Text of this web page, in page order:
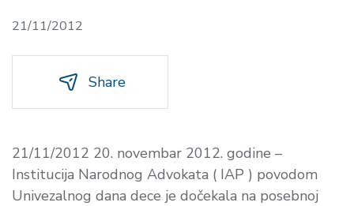
21/11/2012
Share
21/11/2012 20. novembar 2012. godine –
Institucija Narodnog Advokata ( IAP ) povodom
Univezalnog dana dece je dočekala na posebnoj